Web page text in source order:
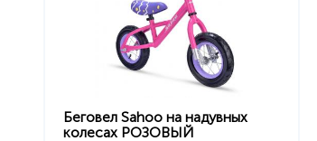
Беговел Sahoo на надувных
колесах РОЗОВЫЙ